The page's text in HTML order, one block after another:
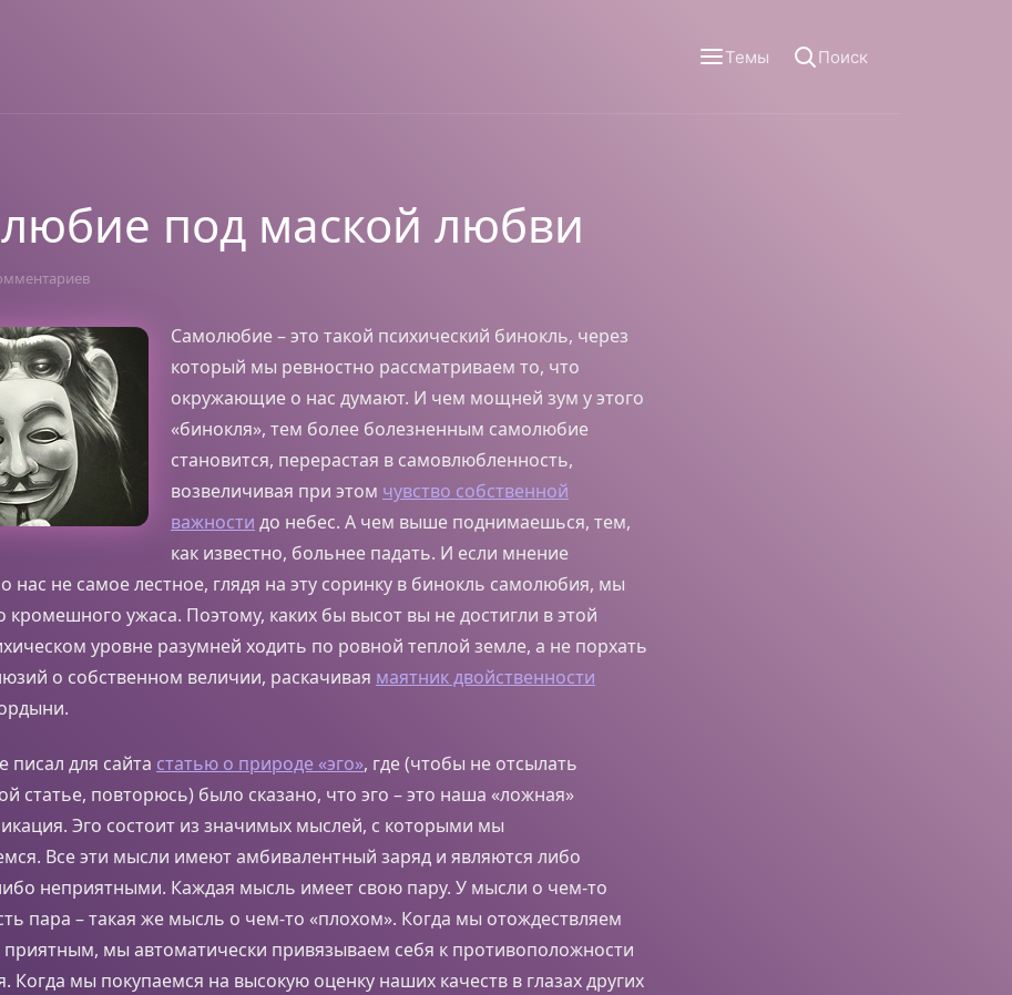
Темы Поиск
под маской любви
Самолюбие – это такой психический бинокль, через
который мы ревностно рассматриваем то, что
окружающие о нас думают. И чем мощней зум у этого
«бинокля», тем более болезненным самолюбие
становится, перерастая в самовлюбленность,
возвеличивая при этом чувство собственной
важности до небес. А чем выше поднимаешься, тем,
как известно, больнее падать. И если мнение
нас не самое лестное, глядя на эту соринку в бинокль самолюбия, мы
кромешного ужаса. Поэтому, каких бы высот вы не достигли в этой
уровне разумней ходить по ровной теплой земле, а не порхать
о собственном величии, раскачивая маятник двойственности
писал для сайта статью о природе «эго», где (чтобы не отсылать
статье, повторюсь) было сказано, что эго – это наша «ложная»
Эго состоит из значимых мыслей, с которыми мы
Все эти мысли имеют амбивалентный заряд и являются либо
неприятными. Каждая мысль имеет свою пару. У мысли о чем-то
пара – такая же мысль о чем-то «плохом». Когда мы отождествляем
приятным, мы автоматически привязываем себя к противоположности
Когда мы покупаемся на высокую оценку наших качеств в глазах других